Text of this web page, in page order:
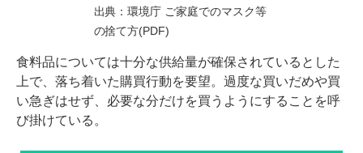
出典：環境庁 ご家庭でのマスク等
の捨て方(PDF)
食料品については十分な供給量が確保されているとした
上で、落ち着いた購買行動を要望。過度な買いだめや買
い急ぎはせず、必要な分だけを買うようにすることを呼
び掛けている。